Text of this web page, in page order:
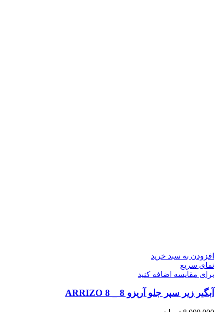
افزودن به سبد خرید
نمای سریع
برای مقایسه اضافه کنید
آبگیر زیر سپر جلو آریزو 8 _ ARRIZO 8